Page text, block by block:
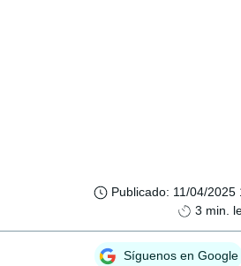
Publicado: 11/04/2025
3 min.
Síguenos en Google